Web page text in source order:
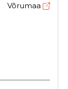
Võrumaa